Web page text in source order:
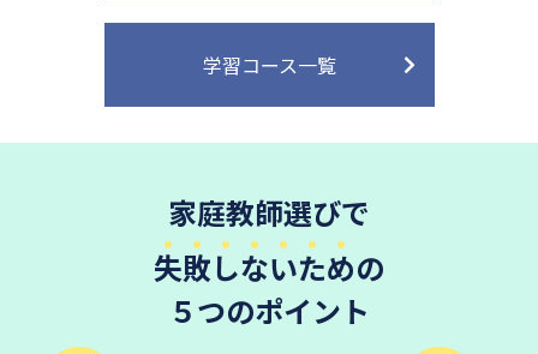
学習コース一覧
家庭教師選びで
失敗しないための
５つのポイント